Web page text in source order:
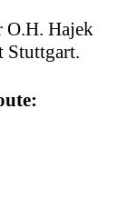
O.H. Hajek
Stuttgart.